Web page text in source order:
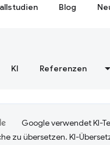
Blog
KI Referenzen
Google verwendet KI-
zu übersetzen. KI-